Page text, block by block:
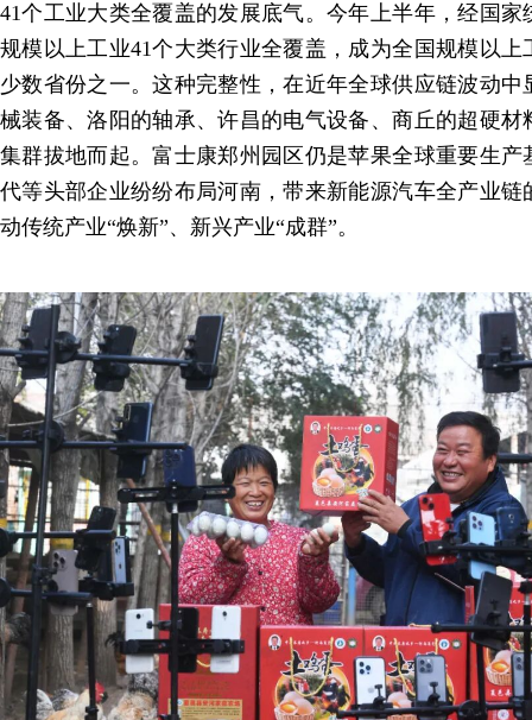
41个工业大类全覆盖的发展底气。今年上半年，经国
规模以上工业41个大类行业全覆盖，成为全国规模以上
少数省份之一。这种完整性，在近年全球供应链波动
械装备、洛阳的轴承、许昌的电气设备、商丘的超硬
集群拔地而起。富士康郑州园区仍是苹果全球重要生
代等头部企业纷纷布局河南，带来新能源汽车全产业
动传统产业“焕新”、新兴产业“成群”。